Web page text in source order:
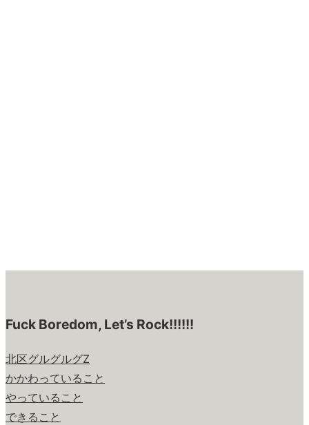
Fuck Boredom, Let’s Rock!!!!!!
北区グルグルグZ
かかわっていること
やっていること
できること